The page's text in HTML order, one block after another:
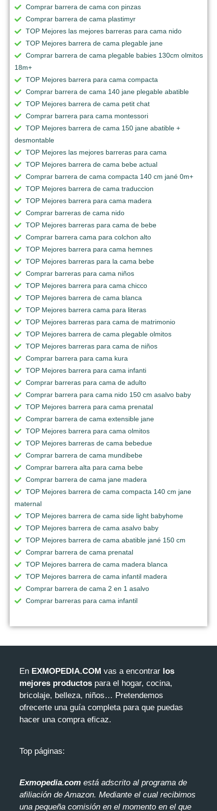
Comprar barrera de cama con pinzas
Comprar barrera de cama plastimyr
TOP Mejores las mejores barreras para cama nido
TOP Mejores barrera de cama plegable jane
Comprar barrera de cama plegable babies 130cm olmitos
18m+
TOP Mejores barrera para cama compacta
Comprar barrera de cama 140 jane plegable abatible
TOP Mejores barrera de cama petit chat
Comprar barrera para cama montessori
TOP Mejores barrera de cama 150 jane abatible +
desmontable
TOP Mejores las mejores barreras para cama
TOP Mejores barrera de cama bebe actual
Comprar barrera de cama compacta 140 cm jané 0m+
TOP Mejores barrera de cama traduccion
TOP Mejores barrera para cama madera
Comprar barreras de cama nido
TOP Mejores barreras para cama de bebe
Comprar barrera cama para colchon alto
TOP Mejores barrera para cama hemnes
TOP Mejores barreras para la cama bebe
Comprar barreras para cama niños
TOP Mejores barrera para cama chicco
TOP Mejores barrera de cama blanca
TOP Mejores barrera cama para literas
TOP Mejores barreras para cama de matrimonio
TOP Mejores barrera de cama plegable olmitos
TOP Mejores barreras para cama de niños
Comprar barrera para cama kura
TOP Mejores barrera para cama infanti
Comprar barreras para cama de adulto
Comprar barrera para cama nido 150 cm asalvo baby
TOP Mejores barrera para cama prenatal
Comprar barrera de cama extensible jane
TOP Mejores barrera para cama olmitos
TOP Mejores barreras de cama bebedue
Comprar barrera de cama mundibebe
Comprar barrera alta para cama bebe
Comprar barrera de cama jane madera
TOP Mejores barrera de cama compacta 140 cm jane
maternal
TOP Mejores barrera de cama side light babyhome
TOP Mejores barrera de cama asalvo baby
TOP Mejores barrera de cama abatible jané 150 cm
Comprar barrera de cama prenatal
TOP Mejores barrera de cama madera blanca
TOP Mejores barrera de cama infantil madera
Comprar barrera de cama 2 en 1 asalvo
Comprar barreras para cama infantil
En EXMOPEDIA.COM vas a encontrar los
mejores productos para el hogar, cocina,
bricolaje, belleza, niños… Pretendemos
ofrecerte una guía completa para que puedas
hacer una compra eficaz.
Top páginas:
Exmopedia.com está adscrito al programa de
afiliación de Amazon. Mediante el cual recibimos
una pequeña comisión en el momento en el que